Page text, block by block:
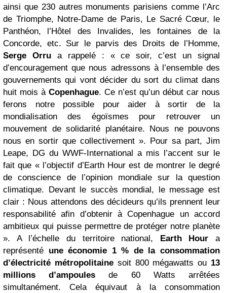
ainsi que 230 autres monuments parisiens comme l’Arc
de Triomphe, Notre-Dame de Paris, Le Sacré Cœur, le
Panthéon, l’Hôtel des Invalides, les fontaines de la
Concorde, etc. Sur le parvis des Droits de l’Homme,
Serge Orrua rappelé : « ce soir, c’est un signal
d’encouragement que nous adressons à l’ensemble des
gouvernements qui vont décider du sort du climat dans
huit mois à Copenhague. Ce n’est qu’un début car nous
ferons notre possible pour aider à sortir de la
mondialisation des égoïsmes pour retrouver un
mouvement de solidarité planétaire. Nous ne pouvons
nous en sortir que collectivement ». Pour sa part, Jim
Leape, DG du WWF-International a mis l’accent sur le
fait que « l’objectif d’Earth Hour est de montrer le degré
de conscience de l’opinion mondiale sur la question
climatique. Devant le succès mondial, le message est
clair : Nous attendons des décideurs qu’ils prennent leur
responsabilité afin d’obtenir à Copenhague un accord
ambitieux qui puisse permettre de protéger notre planète
». A l’échelle du territoire national, Earth Hour a
représenté une économie 1 % de la consommation
d’électricité métropolitainesoit 800 mégawatts ou 13
millions d’ampoules de 60 Watts arrêtées
simultanément. Cela équivaut à la consommation